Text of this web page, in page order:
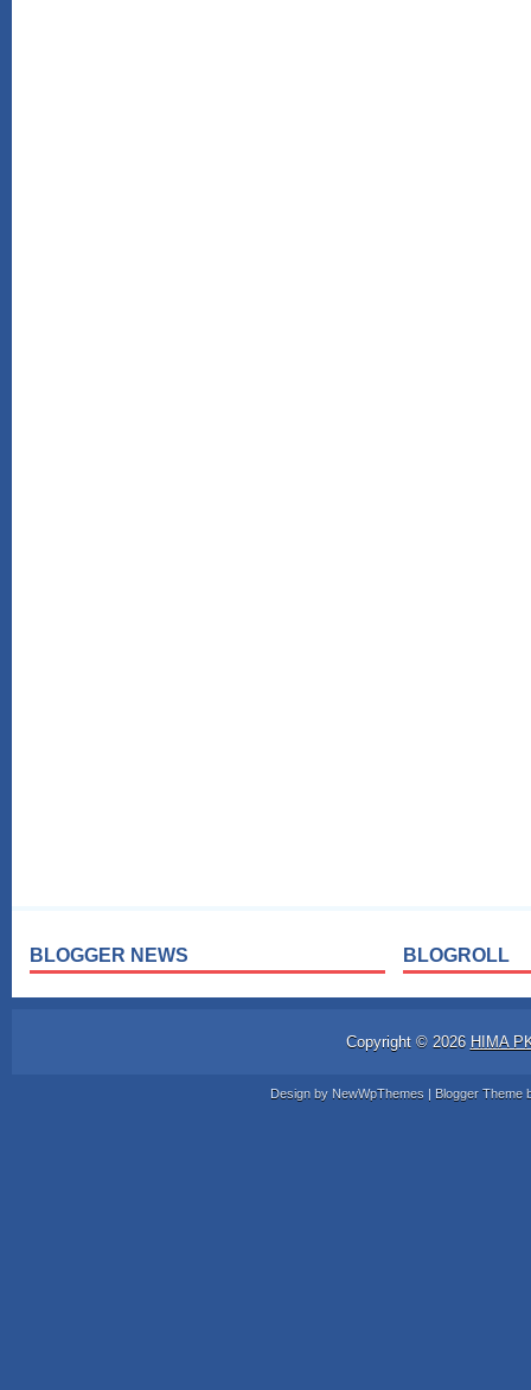
BLOGGER NEWS BLOGROLL
Copyright © 2026 HIMA
Design by NewWpThemes | Blogger Theme